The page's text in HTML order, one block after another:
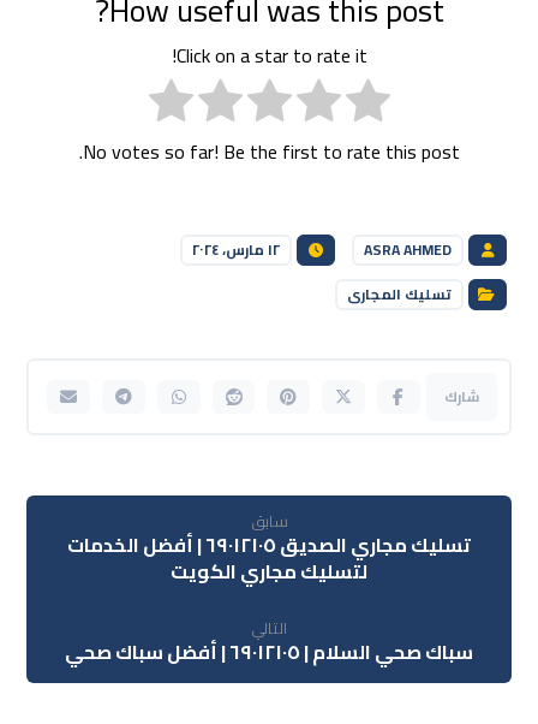
Click on a star to rate it!
No votes so far! Be the first to rate this post.
ASRA AHMED
١٢ مارس، ٢٠٢٤
تسليك المجارى
سابق
تسليك مجاري الصديق ٦٩٠١٢١٠٥ | أفضل الخدمات
لتسليك مجاري الكويت
التالي
سباك صحي السلام | ٦٩٠١٢١٠٥ | أفضل سباك صحي